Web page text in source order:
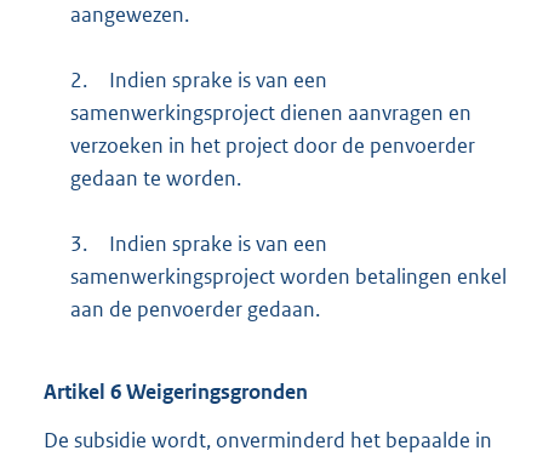
aangewezen.
2.
Indien sprake is van een
samenwerkingsproject dienen aanvragen en
verzoeken in het project door de penvoerder
gedaan te worden.
3.
Indien sprake is van een
samenwerkingsproject worden betalingen enkel
aan de penvoerder gedaan.
Artikel 6Weigeringsgronden
De subsidie wordt, onverminderd het bepaalde in